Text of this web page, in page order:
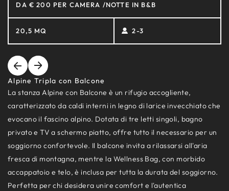
DA € 200 PER CAMERA /NOTTE IN B&B
20,5 MQ 2-3
Alpine Tripla con Balcone
La stanza Alpine con Balcone è un rifugio accogliente,
caratterizzato da caldi interni in legno di larice invecchiato che
evocano il fascino alpino. Dotata di tre letti singoli, bagno
privato e TV a schermo piatto, offre tutto il necessario per un
soggiorno confortevole. Il balcone invita a rilassarsi all'aria
fresca di montagna, mentre la Wellness Bag, con morbido
accappatoio e telo, è inclusa per tutta la durata del soggiorno.
Perfetta per chi desidera unire comfort e l'autentica